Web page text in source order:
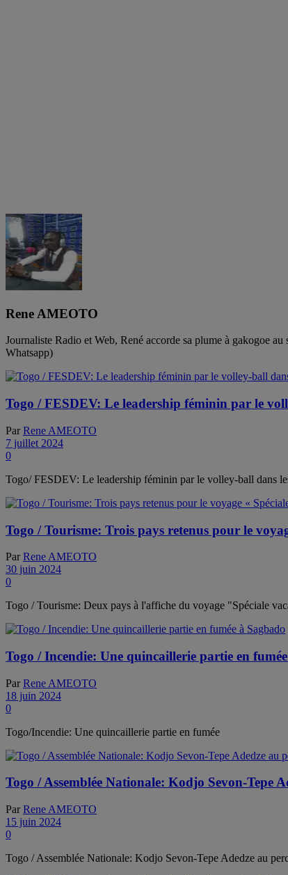
Rene AMEOTO
Journaliste Radio et Web, René accorde sa plume à gakogoe
Whatsapp)
Togo / FESDEV: Le leadership féminin par le
Par Rene AMEOTO
7 juillet 2024
0
Togo/ FESDEV: Le leadership féminin par le volley-ball dans
Togo / Tourisme: Trois pays retenus pour le
Par Rene AMEOTO
30 juin 2024
0
Togo / Tourisme: Deux pays à l'affiche du voyage "Spéciale
Togo / Incendie: Une quincaillerie partie en
Par Rene AMEOTO
18 juin 2024
0
Togo/Incendie: Une quincaillerie partie en fumée
Togo / Assemblée Nationale: Kodjo Sevon-Tepe
Par Rene AMEOTO
15 juin 2024
0
Togo / Assemblée Nationale: Kodjo Sevon-Tepe Adedze au